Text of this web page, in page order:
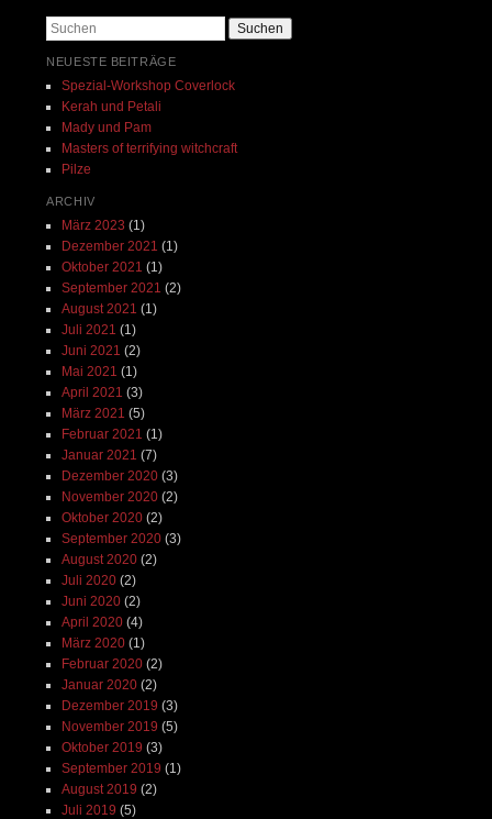
Suchen
NEUESTE BEITRÄGE
Spezial-Workshop Coverlock
Kerah und Petali
Mady und Pam
Masters of terrifying witchcraft
Pilze
ARCHIV
März 2023 (1)
Dezember 2021 (1)
Oktober 2021 (1)
September 2021 (2)
August 2021 (1)
Juli 2021 (1)
Juni 2021 (2)
Mai 2021 (1)
April 2021 (3)
März 2021 (5)
Februar 2021 (1)
Januar 2021 (7)
Dezember 2020(3)
November 2020(2)
Oktober 2020(2)
September 2020(3)
August 2020(2)
Juli 2020(2)
Juni 2020(2)
April 2020(4)
März 2020(1)
Februar 2020(2)
Januar 2020(2)
Dezember 2019 (3)
November 2019 (5)
Oktober 2019 (3)
September 2019 (1)
August 2019 (2)
Juli 2019 (5)